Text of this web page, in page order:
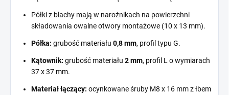
Półki z blachy mają w narożnikach na powierzchni
składowania owalne otwory montażowe (10 x 13 mm).
Półka: grubość materiału 0,8 mm, profil typu G.
Kątownik: grubość materiału 2 mm, profil L o wymiarach
37 x 37 mm.
Materiał łączący: ocynkowane śruby M8 x 16 mm z łbem